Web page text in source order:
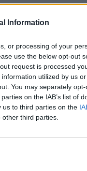
Information
or processing of your
use the below opt-out
request is processed
utilized by us
You may separately
on the IAB’s list of
us to third parties on the
third parties.